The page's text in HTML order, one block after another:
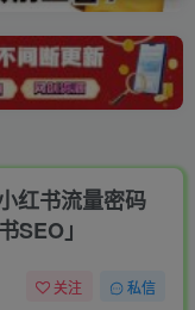
红书流量密码
SEO」
关注 私信